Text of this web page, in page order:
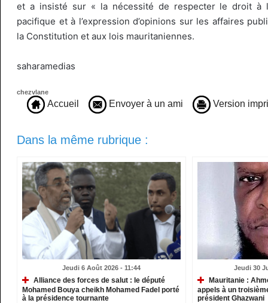
et a insisté sur « la nécessité de respecter le droit à
pacifique et à l’expression d’opinions sur les affaires
la Constitution et aux lois mauritaniennes.
saharamedias
chezvlane
Accueil Envoyer à un ami Version
Dans la même rubrique :
Jeudi 6 Août 2026 - 11:44
Alliance des forces de salut : le député
Mohamed Bouya cheikh Mohamed Fadel porté
à la présidence tournante
Jeudi 30
Mauritanie :
appels à un
président Ghazwani